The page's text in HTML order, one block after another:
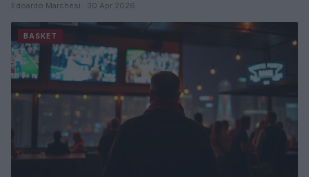
Edoardo Marchesi · 30 Apr 2026
BASKET